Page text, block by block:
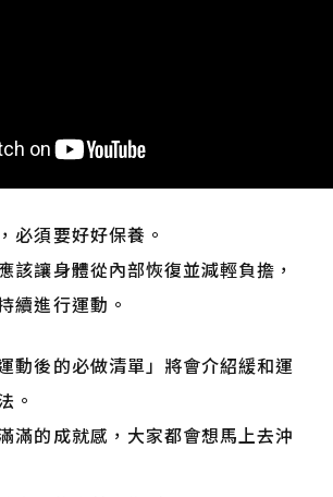
必須要好好保養。
該讓身體從內部恢復並減輕負擔，
續進行運動。
動後的必做清單」將會介紹緩和運
。
滿的成就感，大家都會想馬上去沖